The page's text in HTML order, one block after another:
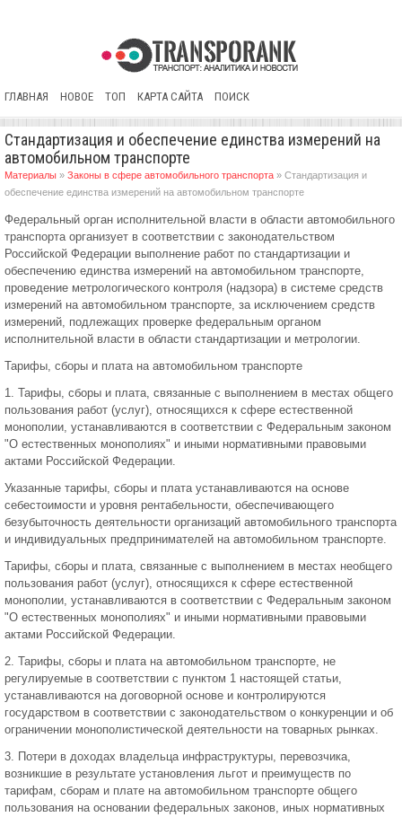
ГЛАВНАЯ НОВОЕ ТОП КАРТА САЙТА ПОИСК
Стандартизация и обеспечение единства измерений на
автомобильном транспорте
Материалы » Законы в сфере автомобильного транспорта » Стандартизация и
обеспечение единства измерений на автомобильном транспорте
Федеральный орган исполнительной власти в области автомобильного
транспорта организует в соответствии с законодательством
Российской Федерации выполнение работ по стандартизации и
обеспечению единства измерений на автомобильном транспорте,
проведение метрологического контроля (надзора) в системе средств
измерений на автомобильном транспорте, за исключением средств
измерений, подлежащих проверке федеральным органом
исполнительной власти в области стандартизации и метрологии.
Тарифы, сборы и плата на автомобильном транспорте
1. Тарифы, сборы и плата, связанные с выполнением в местах общего
пользования работ (услуг), относящихся к сфере естественной
монополии, устанавливаются в соответствии с Федеральным законом
"О естественных монополиях" и иными нормативными правовыми
актами Российской Федерации.
Указанные тарифы, сборы и плата устанавливаются на основе
себестоимости и уровня рентабельности, обеспечивающего
безубыточность деятельности организаций автомобильного транспорта
и индивидуальных предпринимателей на автомобильном транспорте.
Тарифы, сборы и плата, связанные с выполнением в местах необщего
пользования работ (услуг), относящихся к сфере естественной
монополии, устанавливаются в соответствии с Федеральным законом
"О естественных монополиях" и иными нормативными правовыми
актами Российской Федерации.
2. Тарифы, сборы и плата на автомобильном транспорте, не
регулируемые в соответствии с пунктом 1 настоящей статьи,
устанавливаются на договорной основе и контролируются
государством в соответствии с законодательством о конкуренции и об
ограничении монополистической деятельности на товарных рынках.
3. Потери в доходах владельца инфраструктуры, перевозчика,
возникшие в результате установления льгот и преимуществ по
тарифам, сборам и плате на автомобильном транспорте общего
пользования на основании федеральных законов, иных нормативных